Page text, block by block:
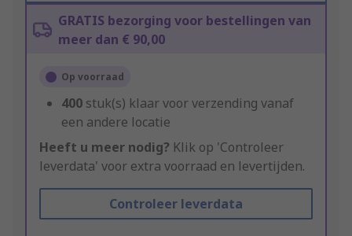
GRATIS bezorging voor bestellingen van
meer dan € 90,00
Op voorraad
400 stuk(s) klaar voor verzending vanaf
een andere locatie
Heeft u meer nodig? Klik op 'Controleer
leverdata' voor extra voorraad en levertijden.
Controleer leverdata